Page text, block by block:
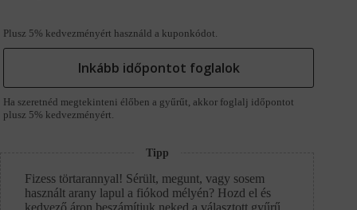
Plusz 5% kedvezményért használd a kuponkódot.
Inkább időpontot foglalok
Ha szeretnéd megtekinteni élőben a gyűrűt, akkor foglalj időpontot
plusz 5% kedvezményért.
Tipp
Fizess törtarannyal! Sérült, megunt, vagy sosem
használt arany lapul a fiókod mélyén? Hozd el és
kedvező áron beszámítjuk neked a választott gyűrű